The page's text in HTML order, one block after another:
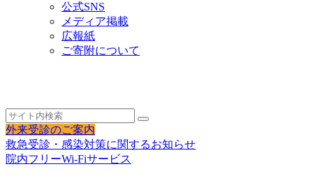
公式SNS
メディア掲載
広報紙
ご寄附について
外来受診のご案内
救急受診・感染対策に関するお知らせ
院内フリーWi-Fiサービス